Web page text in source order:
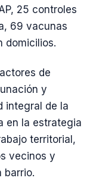
25 controles
69 vacunas
domicilios.
de
y
integral de la
en la estrategia
territorial,
vecinos y
barrio.